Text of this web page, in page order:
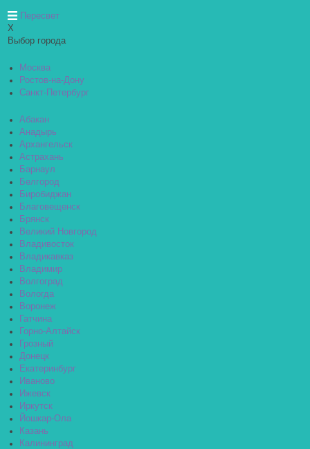
Пересвет
X
Выбор города
Москва
Ростов-на-Дону
Санкт-Петербург
Абакан
Анадырь
Архангельск
Астрахань
Барнаул
Белгород
Биробиджан
Благовещенск
Брянск
Великий Новгород
Владивосток
Владикавказ
Владимир
Волгоград
Вологда
Воронеж
Гатчина
Горно-Алтайск
Грозный
Донецк
Екатеринбург
Иваново
Ижевск
Иркутск
Йошкар-Ола
Казань
Калининград